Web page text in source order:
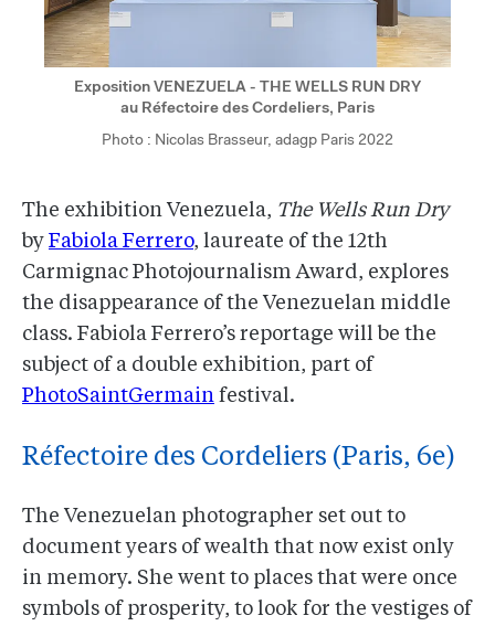
Exposition VENEZUELA - THE WELLS RUN DRY
au Réfectoire des Cordeliers, Paris
Photo : Nicolas Brasseur, adagp Paris 2022
The exhibition Venezuela, The Wells Run Dry
byFabiola Ferrero, laureate of the 12th
Carmignac Photojournalism Award, explores
the disappearance of the Venezuelan middle
class. Fabiola Ferrero’s reportage will be the
subject of a double exhibition, part of
PhotoSaintGermainfestival.
Réfectoire des Cordeliers (Paris, 6e)
The Venezuelan photographer set out to
document years of wealth that now exist only
in memory. She went to places that were once
symbols of prosperity, to look for the vestiges of